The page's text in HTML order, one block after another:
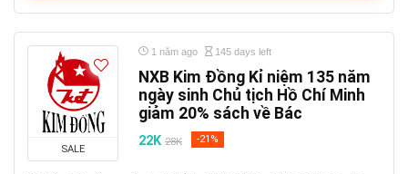
SALE
1 năm ago 145 days left
NXB Kim Đồng Kỉ niệm 135 năm
ngày sinh Chủ tịch Hồ Chí Minh
giảm 20% sách về Bác
22K 28K -21%